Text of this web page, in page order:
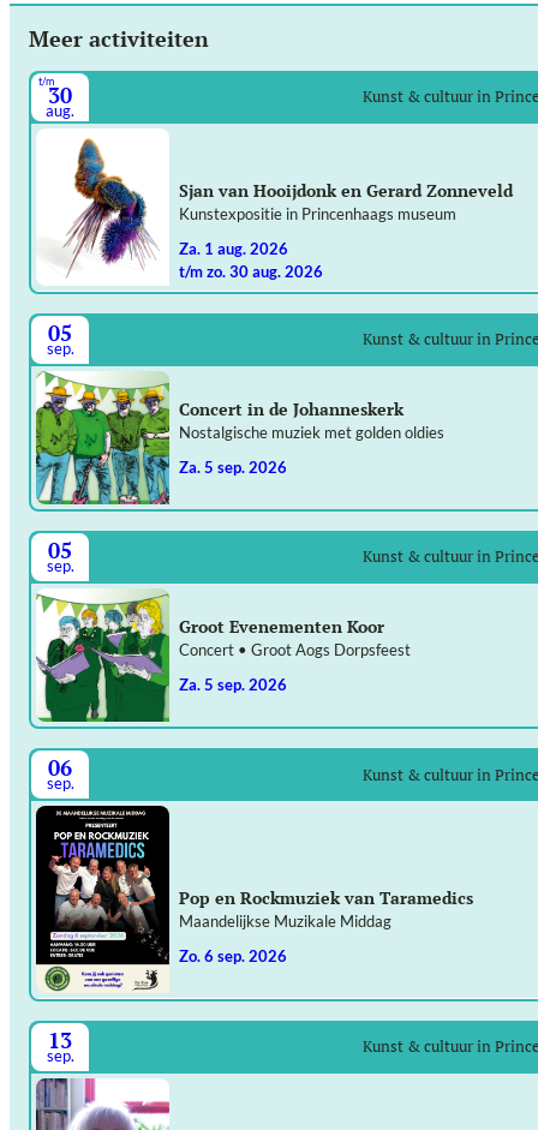
Meer activiteiten
t/m
30
aug.
Kunst & cultuur in
Sjan van Hooijdonk en Gerard Zonneveld
Kunstexpositie in Princenhaags museum
za. 1 aug. 2026
t/m zo. 30 aug. 2026
05
sep. Kunst & cultuur in
Concert in de Johanneskerk
Nostalgische muziek met golden oldies
za. 5 sep. 2026
05
sep. Kunst & cultuur in
Groot Evenementen Koor
Concert • Groot Aogs Dorpsfeest
za. 5 sep. 2026
06
sep. Kunst & cultuur in
Pop en Rockmuziek van Taramedics
Maandelijkse Muzikale Middag
zo. 6 sep. 2026
13
sep. Kunst & cultuur in